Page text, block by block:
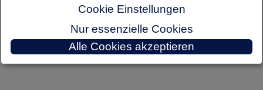
Cookie Einstellungen
Nur essenzielle Cookies
Alle Cookies akzeptieren